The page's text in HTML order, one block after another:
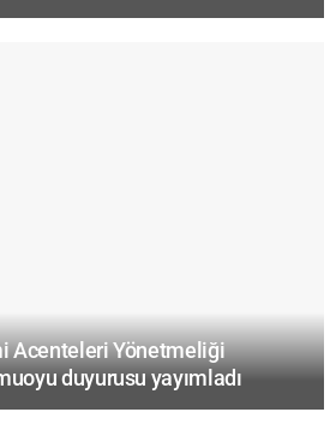
Acenteleri Yönetmeliği
duyurusu yayımladı